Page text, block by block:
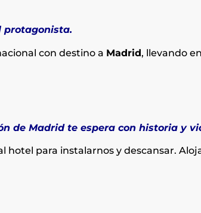
protagonista.
con destino a Madrid, llevando
de Madrid te espera con historia y
hotel para instalarnos y descansar.